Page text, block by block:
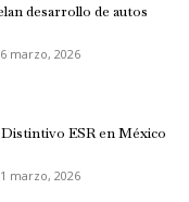
desarrollo de autos
marzo, 2026
ESR en México
marzo, 2026